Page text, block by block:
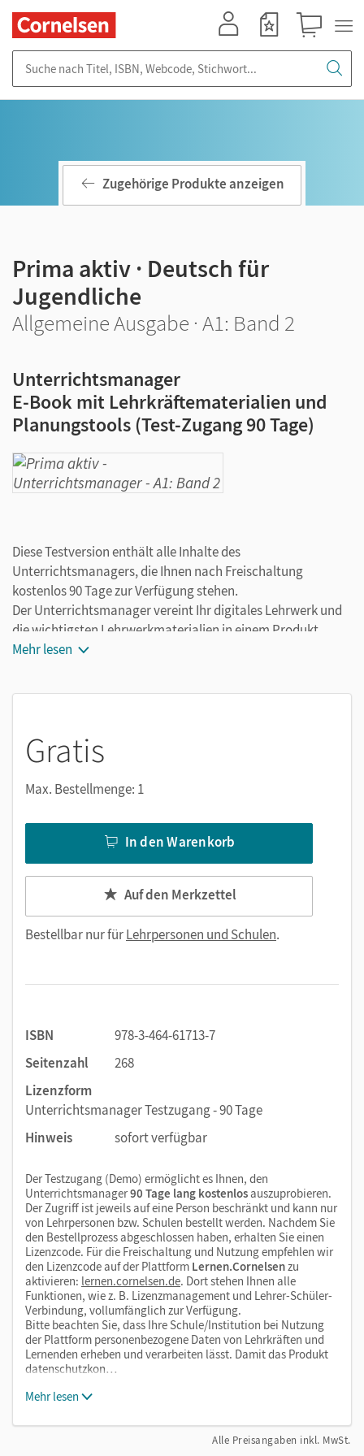
Zugehörige Produkte anzeigen
Prima aktiv · Deutsch für
Jugendliche
Allgemeine Ausgabe · A1: Band 2
Unterrichtsmanager
E-Book mit Lehrkräftematerialien und
Planungstools (Test-Zugang 90 Tage)
Diese Testversion enthält alle Inhalte des
Unterrichtsmanagers, die Ihnen nach Freischaltung
kostenlos 90 Tage zur Verfügung stehen.
Der Unterrichtsmanager vereint Ihr digitales Lehrwerk und
die wichtigsten Lehrwerkmaterialien in einem Produkt.
Ergänzt um hilfreiche Planungstools, vereinfacht er Ihre
Mehr lesen
Gratis
Max. Bestellmenge: 1
In den Warenkorb
Auf den Merkzettel
Bestellbar nur fürLehrpersonen und Schulen.
ISBN
978-3-464-61713-7
Seitenzahl
268
Lizenzform
Unterrichtsmanager Testzugang - 90 Tage
Hinweis
sofort verfügbar
Der Testzugang (Demo) ermöglicht es Ihnen, den
Unterrichtsmanager90 Tage lang kostenlosauszuprobieren.
Der Zugriff ist jeweils auf eine Person beschränkt und kann nur
von Lehrpersonen bzw. Schulen bestellt werden. Nachdem Sie
den Bestellprozess abgeschlossen haben, erhalten Sie einen
Lizenzcode. Für die Freischaltung und Nutzung empfehlen wir
den Lizenzcode auf der Plattform Lernen.Cornelsenzu
aktivieren: lernen.cornelsen.de. Dort stehen Ihnen alle
Funktionen, wie z. B. Lizenzmanagement und Lehrer-Schüler-
Verbindung, vollumfänglich zur Verfügung.
Bitte beachten Sie, dass Ihre Schule/Institution bei Nutzung
der Plattform personenbezogene Daten von Lehrkräften und
Lernenden erheben und verarbeiten lässt. Damit das Produkt
datenschutzkon…
Mehr lesen
Alle Preisangaben inkl. MwSt.